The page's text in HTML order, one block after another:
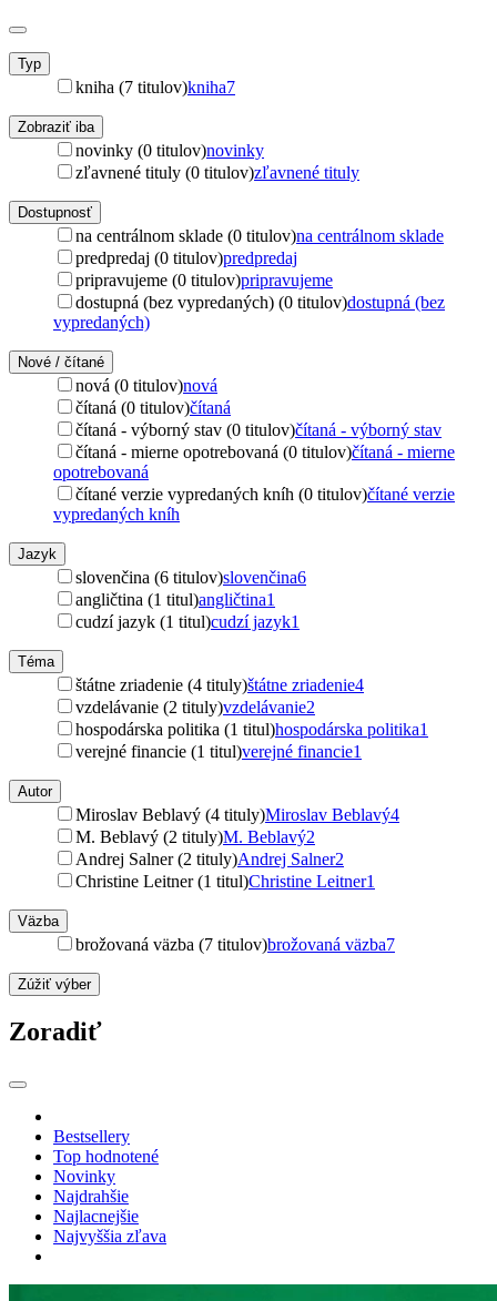
Typ
kniha (7 titulov)kniha7
Zobraziť iba
novinky (0 titulov)novinky
zľavnené tituly (0 titulov)zľavnené tituly
Dostupnosť
na centrálnom sklade (0 titulov)na centrálnom sklade
predpredaj (0 titulov)predpredaj
pripravujeme (0 titulov)pripravujeme
dostupná (bez vypredaných) (0 titulov)dostupná (bez
vypredaných)
Nové / čítané
nová (0 titulov)nová
čítaná (0 titulov)čítaná
čítaná - výborný stav (0 titulov)čítaná - výborný stav
čítaná - mierne opotrebovaná (0 titulov)čítaná - mierne
opotrebovaná
čítané verzie vypredaných kníh (0 titulov)čítané verzie
vypredaných kníh
Jazyk
slovenčina (6 titulov)slovenčina6
angličtina (1 titul)angličtina1
cudzí jazyk (1 titul)cudzí jazyk1
Téma
štátne zriadenie (4 tituly)štátne zriadenie4
vzdelávanie (2 tituly)vzdelávanie2
hospodárska politika (1 titul)hospodárska politika1
verejné financie (1 titul)verejné financie1
Autor
Miroslav Beblavý (4 tituly)Miroslav Beblavý4
M. Beblavý (2 tituly)M. Beblavý2
Andrej Salner (2 tituly)Andrej Salner2
Christine Leitner (1 titul)Christine Leitner1
Väzba
brožovaná väzba (7 titulov)brožovaná väzba7
Zúžiť výber
Zoradiť
Bestsellery
Top hodnotené
Novinky
Najdrahšie
Najlacnejšie
Najvyššia zľava